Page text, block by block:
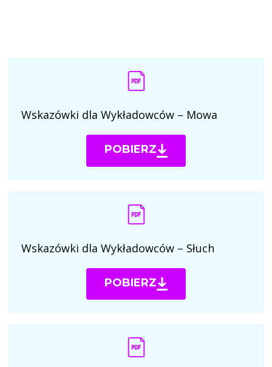
PDF
Wskazówki dla Wykładowców – Mowa
POBIERZ
PDF
Wskazówki dla Wykładowców – Słuch
POBIERZ
PDF